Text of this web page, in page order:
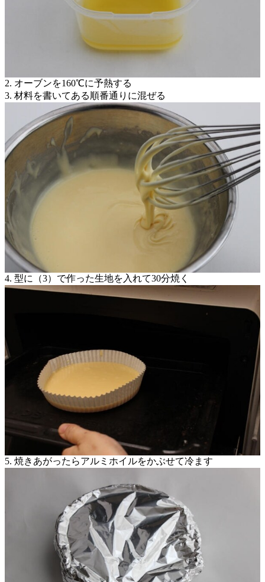
2. オーブンを160℃に予熱する
3. 材料を書いてある順番通りに混ぜる
4. 型に（3）で作った生地を入れて30分焼く
5. 焼きあがったらアルミホイルをかぶせて冷ます